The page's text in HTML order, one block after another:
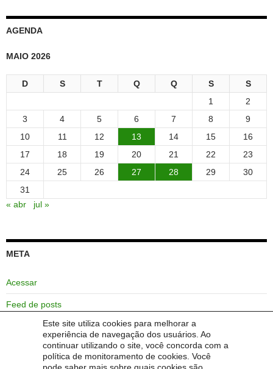
Este site utiliza cookies para melhorar a
experiência de navegação dos usuários. Ao
continuar utilizando o site, você concorda com a
política de monitoramento de cookies. Você
AGENDA
MAIO 2026
D S T Q Q S
S
1
2
3
4 5 6 7 8
9
10
11 12 13 14 15
16
17
18 19 20 21 22
23
24
25 26 27 28 29
30
31
« abr
jul »
META
Acessar
Feed de posts
Feed de comentários
WordPress.org